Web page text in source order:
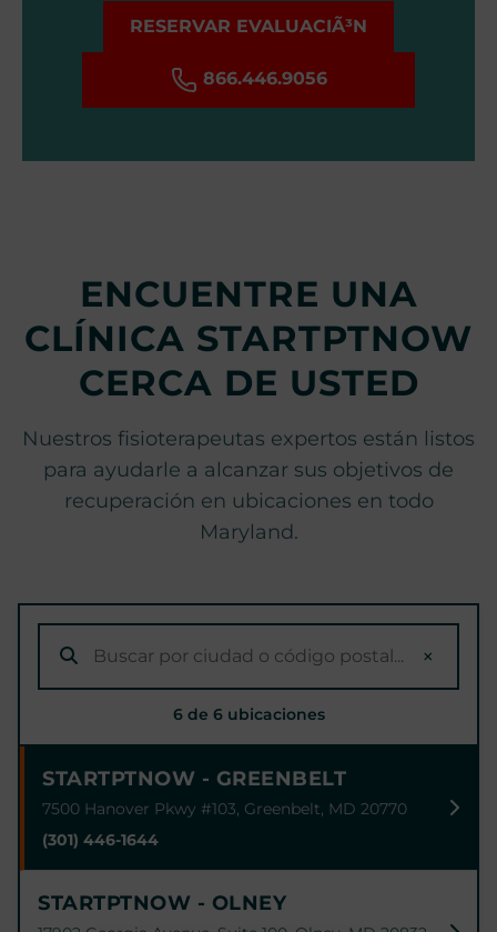
RESERVAR EVALUACIÃ³N
866.446.9056
ENCUENTRE UNA
CLÍNICA STARTPTNOW
CERCA DE USTED
Nuestros fisioterapeutas expertos están listos
para ayudarle a alcanzar sus objetivos de
recuperación en ubicaciones en todo
Maryland.
×
6 de 6 ubicaciones
STARTPTNOW - GREENBELT
7500 Hanover Pkwy #103, Greenbelt, MD 20770
(301) 446-1644
STARTPTNOW - OLNEY